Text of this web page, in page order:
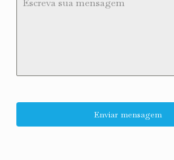
Enviar mensagem